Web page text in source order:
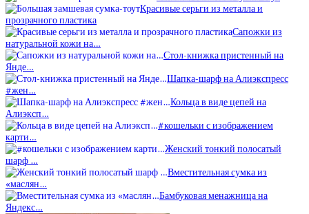
Красивые серьги из металла и
прозрачного пластика
Сапожки из
натуральной кожи на…
Стол-книжка пристенный на
Янде…
Шапка-шарф на Алиэкспресс
#жен…
Кольца в виде цепей на
Алиэксп…
#кошельки с изображением
карти…
Женский тонкий полосатый
шарф …
Вместительная сумка из
«маслян…
Бамбуковая менажница на
Яндекс…